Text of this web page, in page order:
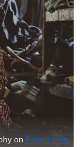
on Pexels.com